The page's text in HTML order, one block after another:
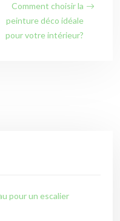
Comment choisir la
peinture déco idéale
pour votre intérieur?
pour un escalier